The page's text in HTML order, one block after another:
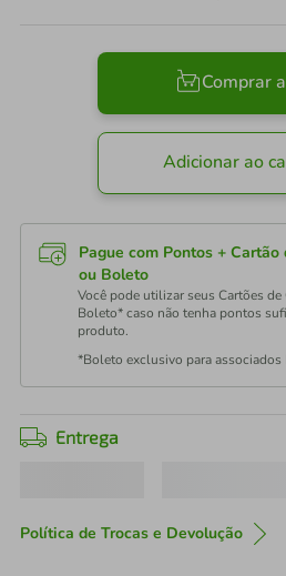
Comprar
Adicionar ao
Pague com Pontos +
ou Boleto
Você pode utilizar seus Cartões
Boleto* caso não tenha pontos
produto.
*Boleto exclusivo para associados
Entrega
Política de Trocas e Devolução